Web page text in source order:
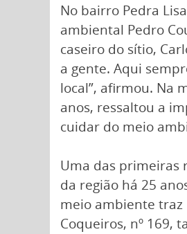
No bairro Pedra
ambiental Pedro
caseiro do sítio,
a gente. Aqui
local”, afirmou. Na
anos, ressaltou a
cuidar do meio
Uma das primeiras
da região há 25
meio ambiente traz
Coqueiros, nº 169,